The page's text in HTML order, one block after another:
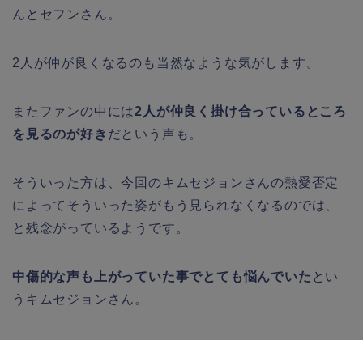
んとセフンさん。
2人が仲が良くなるのも当然なような気がします。
またファンの中には2人が仲良く掛け合っているところ
を見るのが好き だという声も。
そういった方は、今回のキムセジョンさんの熱愛否定
によってそういった姿がもう見られなくなるのでは、
と残念がっているようです。
中傷的な声も上がっていた事でとても悩んでいた とい
うキムセジョンさん。